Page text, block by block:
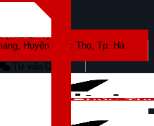
(Thứ 2 - 7)
Huyện Phúc Thọ, Tp. Hà
Tư vấn Online